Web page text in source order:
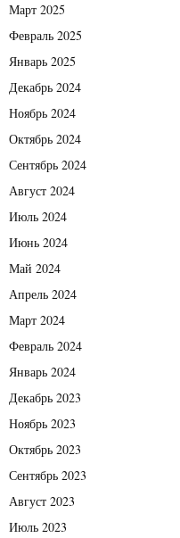
Март 2025
Февраль 2025
Январь 2025
Декабрь 2024
Ноябрь 2024
Октябрь 2024
Сентябрь 2024
Август 2024
Июль 2024
Июнь 2024
Май 2024
Апрель 2024
Март 2024
Февраль 2024
Январь 2024
Декабрь 2023
Ноябрь 2023
Октябрь 2023
Сентябрь 2023
Август 2023
Июль 2023